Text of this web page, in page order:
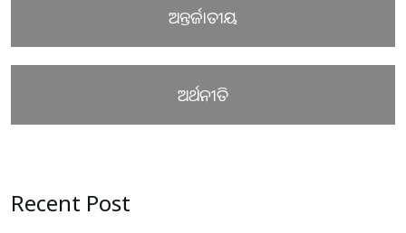
ଅନ୍ତର୍ଜାତୀୟ
ଅର୍ଥନୀତି
Recent Post